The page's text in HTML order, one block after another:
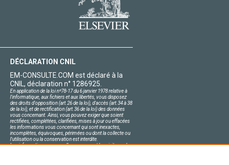
DÉCLARATION CNIL
EM-CONSULTE.COM est déclaré à la
CNIL, déclaration n° 1286925.
En application de la loi nº78-17 du 6 janvier 1978 relative à
l'informatique, aux fichiers et aux libertés, vous disposez
des droits d'opposition (art.26 de la loi), d'accès (art.34 à 38
de la loi), et de rectification (art.36 de la loi) des données
vous concernant. Ainsi, vous pouvez exiger que soient
rectifiées, complétées, clarifiées, mises à jour ou effacées
les informations vous concernant qui sont inexactes,
incomplètes, équivoques, périmées ou dont la collecte ou
l'utilisation ou la conservation est interdite.
Les informations personnelles concernant les visiteurs de